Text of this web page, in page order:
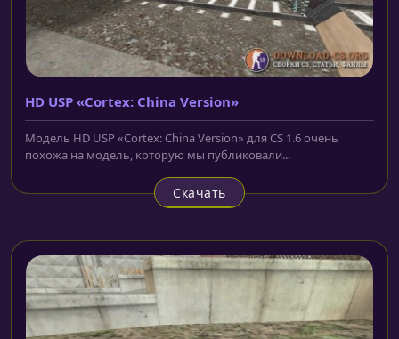
HD USP «Cortex: China Version»
Модель HD USP «Cortex: China Version» для CS 1.6 очень
похожа на модель, которую мы публиковали...
Скачать